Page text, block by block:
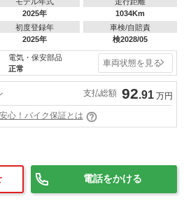
2025年
1034Km
初度登録年
2025年
車検/自賠責
検2028/05
電気・保安部品
正常
車両状態を見る
支払総額 92.91 万円
心！バイク保証とは
電話をかける
で相場をチェック！
車種選択するだけ、かんたん相場検索
量